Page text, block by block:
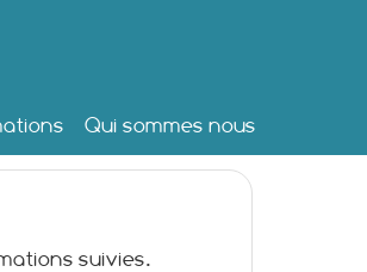
Qui sommes nous
suivies.